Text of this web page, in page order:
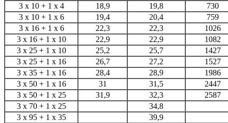
3 x 10 + 1 x 4
18,9 19,8
730
3 x 10 + 1 x 6
19,4 20,4
759
3 x 16 + 1 x 6
22,3 22,3
1026
3 x 16 + 1 x 10
22,9 22,9
1082
3 x 25 + 1 x 10
25,2 25,7
1427
3 x 25 + 1 x 16
26,7 27,2
1527
3 x 35 + 1 x 16
28,4 28,9
1986
3 x 50 + 1 x 16
31 31,5
2447
3 x 50 + 1 x 25
31,9 32,3
2587
3 х 70 + 1 х 25
34,8
3 х 95 + 1 х 35
39,9